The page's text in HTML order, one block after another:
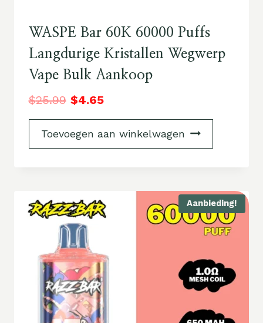
WASPE Bar 60K 60000 Puffs
Langdurige Kristallen Wegwerp
Vape Bulk Aankoop
$25.99 $4.65
Toevoegen aan winkelwagen
Aanbieding!